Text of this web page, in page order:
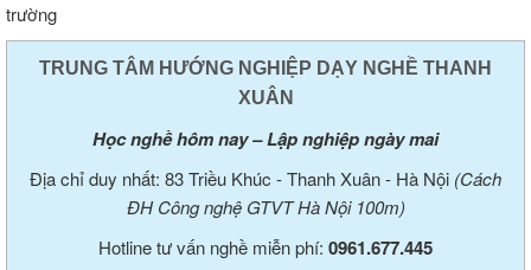
trường
TRUNG TÂM HƯỚNG NGHIỆP DẠY NGHỀ THANH
XUÂN
Học nghề hôm nay – Lập nghiệp ngày mai
Địa chỉ duy nhất: 83 Triều Khúc - Thanh Xuân - Hà Nội (Cách
ĐH Công nghệ GTVT Hà Nội 100m)
Hotline tư vấn nghề miễn phí: 0961.677.445